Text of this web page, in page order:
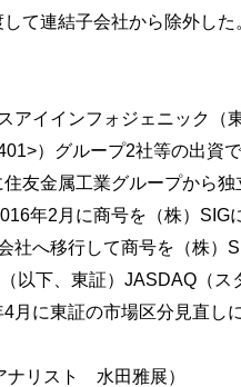
て連結子会社から除外した
アイインフォジェニック（
）グループ2社等の出資
友金属工業グループから
年2月に商号を（株）
社へ移行して商号を（株）
以下、東証）JASDAQ（
月に東証の市場区分見直し
ナリスト 水田雅展）